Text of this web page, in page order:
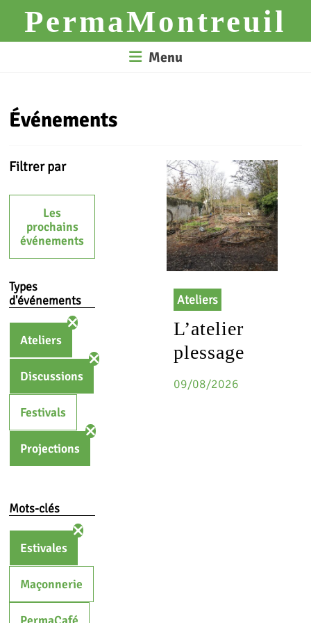
contentPermaMontreuil
Menu
Événements
Filtrer par
Les
prochains
événements
Types
d'événements
Ateliers
Discussions
Festivals
Projections
Mots-clés
Estivales
Maçonnerie
Ateliers
L’atelier
plessage
09/08/2026